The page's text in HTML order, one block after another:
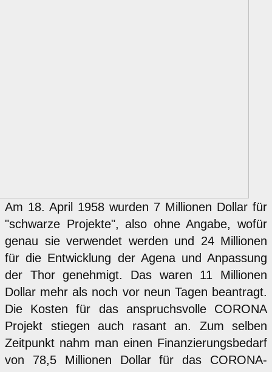
Am 18. April 1958 wurden 7 Millionen Dollar für
"schwarze Projekte", also ohne Angabe, wofür
genau sie verwendet werden und 24 Millionen
für die Entwicklung der Agena und Anpassung
der Thor genehmigt. Das waren 11 Millionen
Dollar mehr als noch vor neun Tagen beantragt.
Die Kosten für das anspruchsvolle CORONA
Projekt stiegen auch rasant an. Zum selben
Zeitpunkt nahm man einen Finanzierungsbedarf
von 78,5 Millionen Dollar für das CORONA-